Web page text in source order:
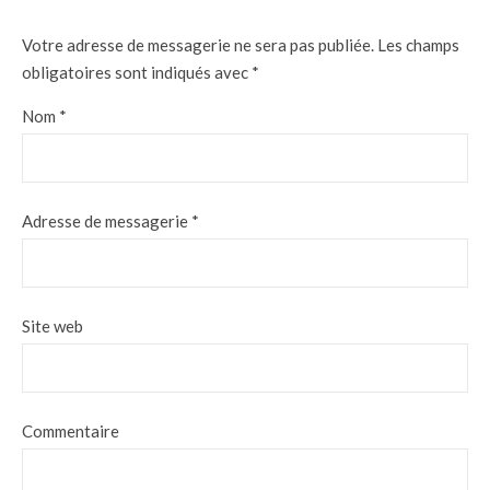
Votre adresse de messagerie ne sera pas publiée. Les champs
obligatoires sont indiqués avec *
Nom *
Adresse de messagerie *
Site web
Commentaire